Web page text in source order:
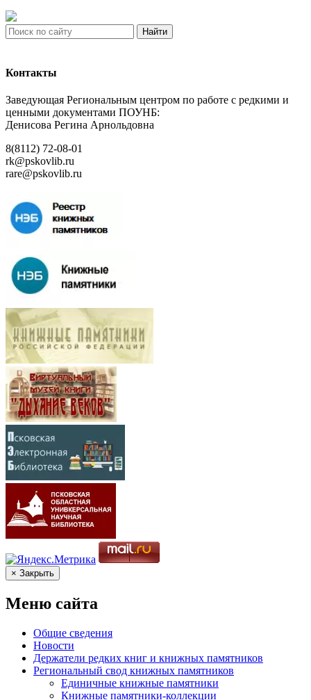
Найти
Контакты
Заведующая Региональным центром по работе с редкими и
ценными документами ПОУНБ:
Денисова Регина Арнольдовна
8(8112) 72-08-01
rk@pskovlib.ru
rare@pskovlib.ru
× Закрыть
Меню сайта
Общие сведения
Новости
Держатели редких книг и книжных памятников
Региональный свод книжных памятников
Единичные книжные памятники
Книжные памятники-коллекции